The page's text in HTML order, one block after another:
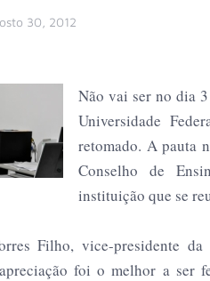
30, 2012
Não vai ser no dia
Universidade
retomado. A pauta
Conselho de
instituição que se
Filho, vice-presidente
foi o melhor a ser